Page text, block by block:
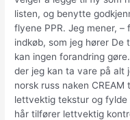
listen, og benytte
flyene PPR. Jeg mener, –
indkøb, som jeg hører De
kan ingen forandring
der jeg kan ta vare på alt
norsk russ naken
lettvektig tekstur og fylde
hår tilfører lettvektig